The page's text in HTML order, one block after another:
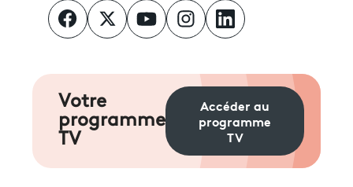
Votre
programme
TV
Accéder au
programme
TV